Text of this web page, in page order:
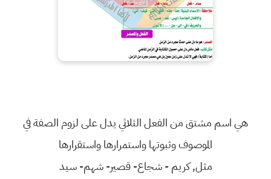
هي اسم مشتق من الفعل الثلاثي يدل على لزوم الصفة في
الموصوف وثبوتها واستمرارها واستقرارها
مثل, كريم - شجاع- قصير- شهم- سيد